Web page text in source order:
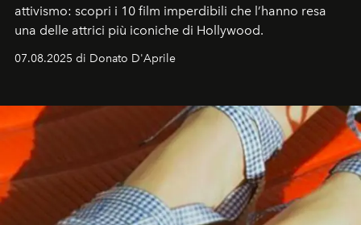
attivismo: scopri i 10 film imperdibili che l’hanno resa
una delle attrici più iconiche di Hollywood.
07.08.2025 di Donato D'Aprile